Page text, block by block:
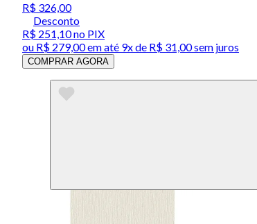
R$ 326,00
Desconto
R$ 251,10no PIX
ou R$ 279,00em até 9x de R$ 31,00 sem juros
COMPRAR AGORA